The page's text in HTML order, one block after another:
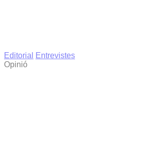
Editorial
Entrevistes
Opinió